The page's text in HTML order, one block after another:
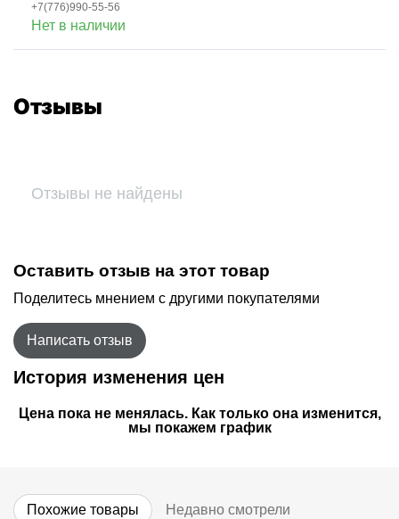
+7(776)990-55-56
Нет в наличии
Отзывы
Отзывы не найдены
Оставить отзыв на этот товар
Поделитесь мнением с другими покупателями
Написать отзыв
История изменения цен
Цена пока не менялась. Как только она изменится,
мы покажем график
Похожие товары Недавно смотрели